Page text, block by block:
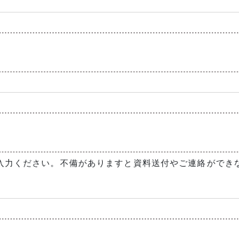
力ください。不備がありますと資料送付やご連絡ができ